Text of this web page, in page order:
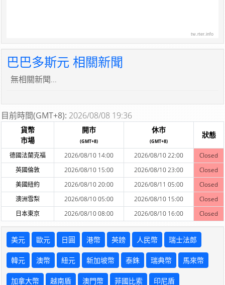
tw.rter.info
巴巴多斯元 相關新聞
無相關新聞...
目前時間(GMT+8): 2026/08/08 19:36
貨幣
市場
開市
(GMT+8)
休市
(GMT+8)
狀態
德國法蘭克福 2026/08/10 14:00 2026/08/10 22:00
Closed
英國倫敦
2026/08/10 15:00 2026/08/10 23:00
Closed
美國紐約
2026/08/10 20:00 2026/08/11 05:00
Closed
澳洲雪梨
2026/08/10 05:00 2026/08/10 15:00
Closed
日本東京
2026/08/10 08:00 2026/08/10 16:00 Closed
美元 歐元 日圓 港幣 英鎊 人民幣 瑞士法郎
韓元 澳幣 紐元 新加坡幣 泰銖 瑞典幣 馬來幣
加拿大幣 越南盾 澳門幣 菲國比索 印尼盾